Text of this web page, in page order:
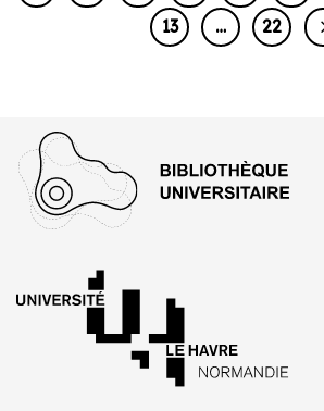
13
… 22